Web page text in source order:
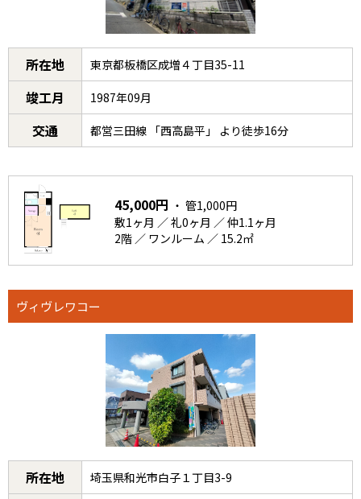
所在地 東京都板橋区成増４丁目35-11
竣工月 1987年09月
交通 都営三田線 「西高島平」 より徒歩16分
45,000円 ・ 管1,000円
敷1ヶ月 ／ 礼0ヶ月 ／ 仲1.1ヶ月
2階 ／ ワンルーム ／ 15.2㎡
ヴィヴレワコー
所在地 埼玉県和光市白子１丁目3-9